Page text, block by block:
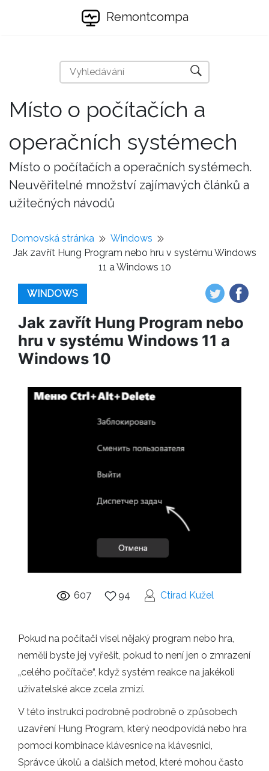
Remontcompa
Místo o počítačích a
operačních systémech
Místo o počítačích a operačních systémech.
Neuvěřitelné množství zajímavých článků a
užitečných návodů
Domovská stránka
Windows
Jak zavřít Hung Program nebo hru v systému Windows
11 a Windows 10
WINDOWS
Jak zavřít Hung Program nebo
hru v systému Windows 11 a
Windows 10
607 94 Ctirad Kužel
Pokud na počítači visel nějaký program nebo hra,
neměli byste jej vyřešit, pokud to není jen o zmrazení
„celého počítače“, když systém reakce na jakékoli
uživatelské akce zcela zmizí.
V této instrukci podrobně podrobně o způsobech
uzavření Hung Program, který neodpovídá nebo hra
pomocí kombinace klávesnice na klávesnici,
Správce úkolů a dalších metod, které mohou často